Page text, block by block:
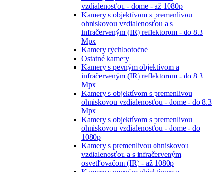
vzdialenosťou - dome - až 1080p
Kamery s objektívom s premenlivou
ohniskovou vzdialenosťou a s
infračerveným (IR) reflektorom - do 8.3
Mpx
Kamery rýchlootočné
Ostatné kamery
Kamery s pevným objektívom a
infračerveným (IR) reflektorom - do 8.3
Mpx
Kamery s objektívom s premenlivou
ohniskovou vzdialenosťou - dome - do 8.3
Mpx
Kamery s objektívom s premenlivou
ohniskovou vzdialenosťou - dome - do
1080p
Kamery s premenlivou ohniskovou
vzdialenosťou a s infračerveným
osvetľovačom (IR) - až 1080p